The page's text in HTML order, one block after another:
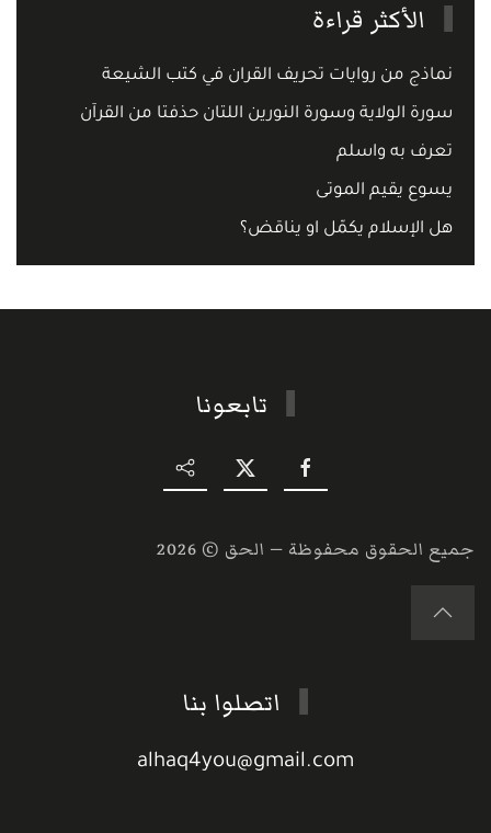
الأكثر قراءة
نماذج من روايات تحريف القران في كتب الشيعة
سورة الولاية وسورة النورين اللتان حذفتا من القرآن
تعرف به واسلم
يسوع يقيم الموتى
هل الإسلام يكمّل او يناقض؟
تابعونا
جميع الحقوق محفوظة — الحق © 2026
اتصلوا بنا
alhaq4you@gmail.com